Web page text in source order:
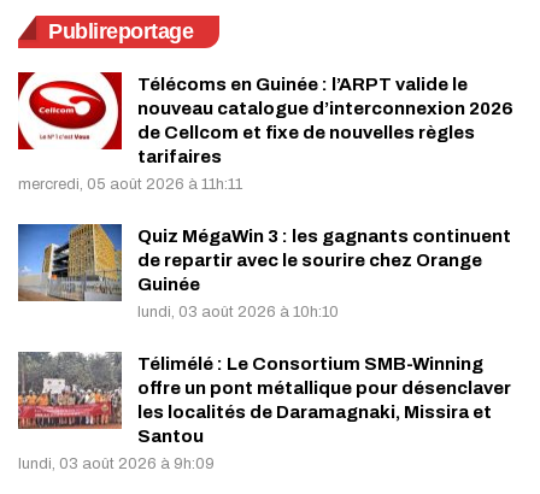
Publireportage
Télécoms en Guinée : l’ARPT valide le
nouveau catalogue d’interconnexion 2026
de Cellcom et fixe de nouvelles règles
tarifaires
mercredi, 05 août 2026 à 11h:11
Quiz MégaWin 3 : les gagnants continuent
de repartir avec le sourire chez Orange
Guinée
lundi, 03 août 2026 à 10h:10
Télimélé : Le Consortium SMB-Winning
offre un pont métallique pour désenclaver
les localités de Daramagnaki, Missira et
Santou
lundi, 03 août 2026 à 9h:09